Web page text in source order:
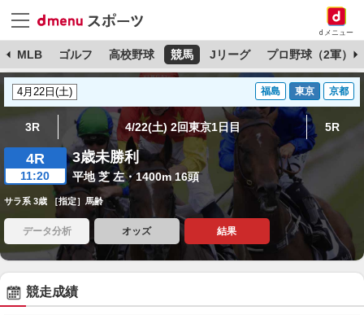
dメニュー
MLB ゴルフ 高校野球 競馬 Jリーグ プロ野球（2軍）
福島 東京 京都
3R 4/22(土) 2回東京1日目 5R
4R
11:20
3歳未勝利
平地 芝 左・1400m 16頭
サラ系 3歳 ［指定］馬齢
データ分析 オッズ 結果
競走成績